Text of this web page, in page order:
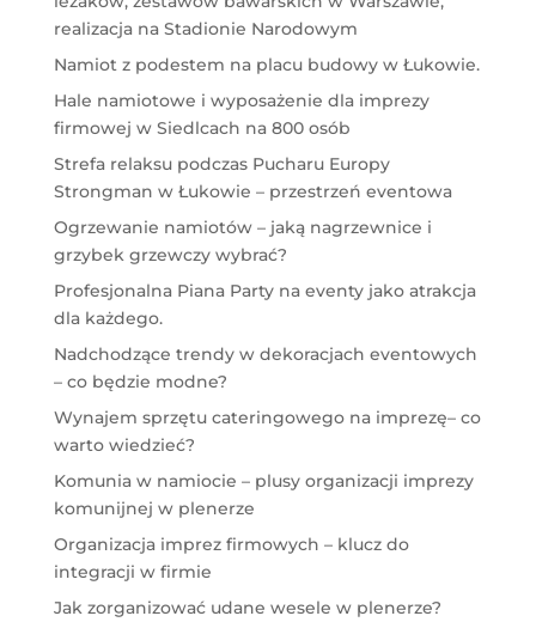
realizacja na Stadionie Narodowym
Namiot z podestem na placu budowy w Łukowie.
Hale namiotowe i wyposażenie dla imprezy
firmowej w Siedlcach na 800 osób
Strefa relaksu podczas Pucharu Europy
Strongman w Łukowie – przestrzeń eventowa
Ogrzewanie namiotów – jaką nagrzewnice i
grzybek grzewczy wybrać?
Profesjonalna Piana Party na eventy jako atrakcja
dla każdego.
Nadchodzące trendy w dekoracjach eventowych
– co będzie modne?
Wynajem sprzętu cateringowego na imprezę– co
warto wiedzieć?
Komunia w namiocie – plusy organizacji imprezy
komunijnej w plenerze
Organizacja imprez firmowych – klucz do
integracji w firmie
Jak zorganizować udane wesele w plenerze?